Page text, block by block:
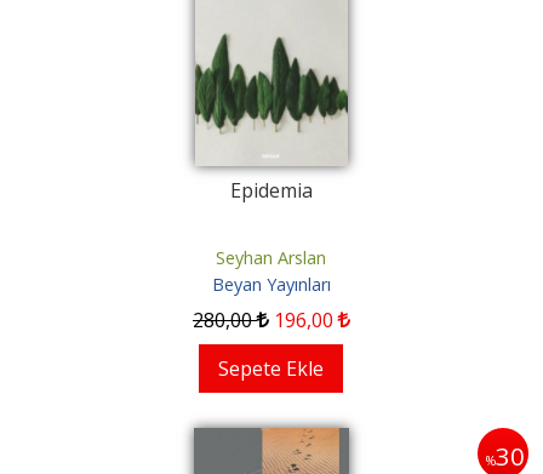
Epidemia
Seyhan Arslan
Beyan Yayınları
280,00 196,00
Sepete Ekle
%30